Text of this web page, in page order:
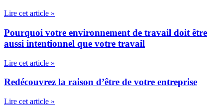
Lire cet article »
Pourquoi votre environnement de travail doit être
aussi intentionnel que votre travail
Lire cet article »
Redécouvrez la raison d’être de votre entreprise
Lire cet article »